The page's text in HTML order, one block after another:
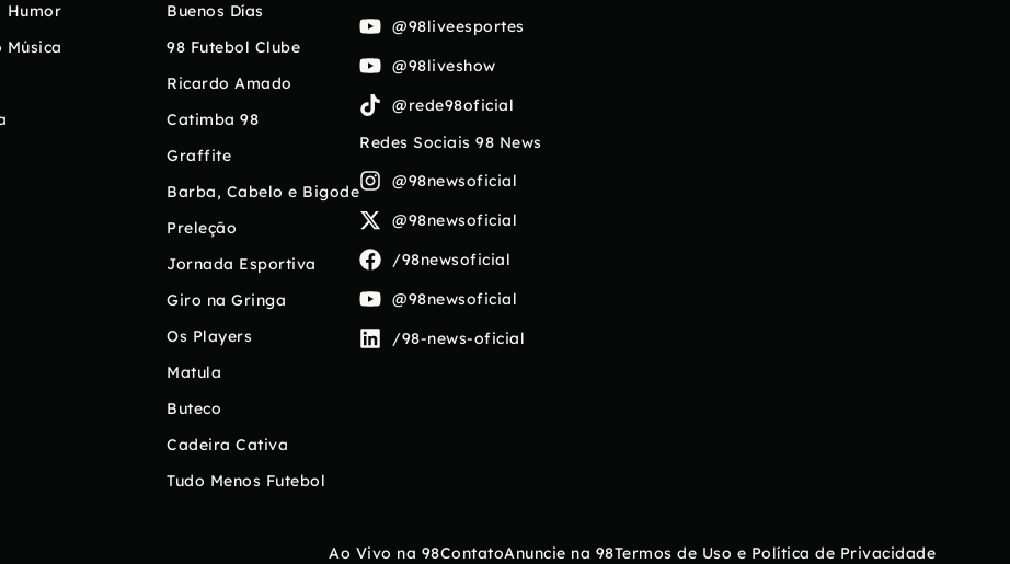
Humor
Música
Buenos Días
98 Futebol Clube
Ricardo Amado
Catimba 98
Graffite
Barba, Cabelo e Bigode
Preleção
Jornada Esportiva
Giro na Gringa
Os Players
Matula
Buteco
Cadeira Cativa
Tudo Menos Futebol
@98liveesportes
@98liveshow
@rede98oficial
Redes Sociais 98 News
@98newsoficial
@98newsoficial
/98newsoficial
@98newsoficial
/98-news-oficial
Ao Vivo na 98ContatoAnuncie na 98Termos de Uso e Política de Privacidade